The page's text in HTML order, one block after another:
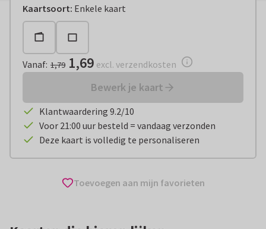
Kaartsoort: Enkele kaart
Vanaf: € 1,69 excl. verzendkosten
Vanaf: 1,79 1,69 excl. verzendkosten
Bewerk je kaart
Klantwaardering 9.2/10
Voor 21:00 uur besteld = vandaag verzonden
Deze kaart is volledig te personaliseren
Toevoegen aan mijn favorieten